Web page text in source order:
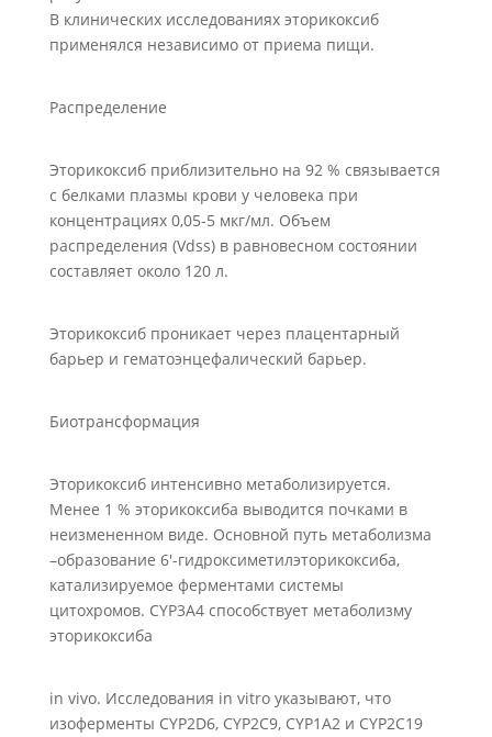
В клинических исследованиях эторикоксиб
применялся независимо от приема пищи.
Распределение
Эторикоксиб приблизительно на 92 % связывается
с белками плазмы крови у человека при
концентрациях 0,05-5 мкг/мл. Объем
распределения (Vdss) в равновесном состоянии
составляет около 120 л.
Эторикоксиб проникает через плацентарный
барьер и гематоэнцефалический барьер.
Биотрансформация
Эторикоксиб интенсивно метаболизируется.
Менее 1 % эторикоксиба выводится почками в
неизмененном виде. Основной путь метаболизма
–образование 6'-гидроксиметилэторикоксиба,
катализируемое ферментами системы
цитохромов. CYP3A4 способствует метаболизму
эторикоксиба
in vivo. Исследования in vitro указывают, что
изоферменты CYP2D6, CYP2C9, CYP1A2 и CYP2C19